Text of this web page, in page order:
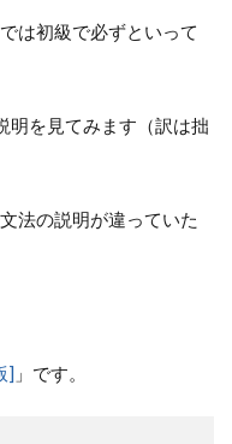
は初級で必ずといって
明を見てみます（訳は拙
法の説明が違っていた
] 」です。